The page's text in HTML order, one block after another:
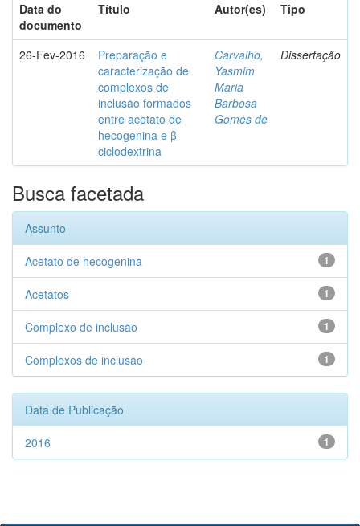
Data do
documento
Título Autor(es) Tipo
26-Fev-2016
Preparação e
caracterização de
complexos de
inclusão formados
entre acetato de
hecogenina e β-
ciclodextrina
Carvalho,
Yasmim
Maria
Barbosa
Gomes de
Dissertação
Busca facetada
Assunto
1
Acetato de hecogenina
1
Acetatos
1
Complexo de inclusão
1
Complexos de inclusão
Data de Publicação
1
2016